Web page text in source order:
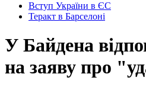
Вступ України в ЄС
Теракт в Барселоні
У Байдена
на заяву про